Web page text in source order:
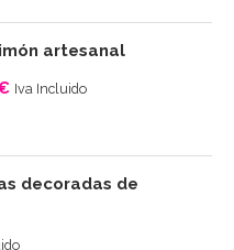
artesanal
Iva Incluido
decoradas de